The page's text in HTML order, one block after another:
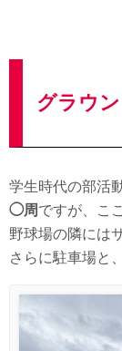
グラウン
学生時代の部活
◯周ですが、こ
野球場の隣には
さらに駐車場と